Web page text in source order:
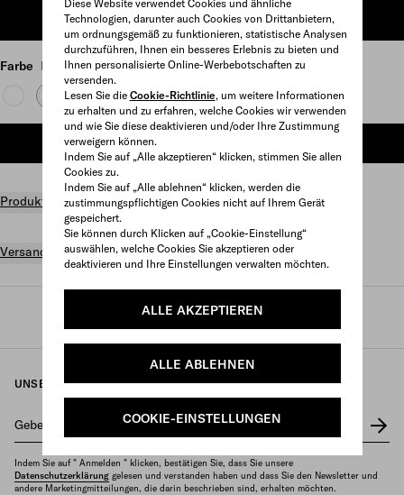
Diese Website verwendet Cookies und ähnliche
Technologien, darunter auch Cookies von Drittanbietern,
um ordnungsgemäß zu funktionieren, statistische Analysen
durchzuführen, Ihnen ein besseres Erlebnis zu bieten und
Ihnen personalisierte Online-Werbebotschaften zu
versenden.
Lesen Sie die Cookie-Richtlinie, um weitere Informationen
zu erhalten und zu erfahren, welche Cookies wir verwenden
und wie Sie diese deaktivieren und/oder Ihre Zustimmung
verweigern können.
Indem Sie auf „Alle akzeptieren“ klicken, stimmen Sie allen
Cookies zu.
Indem Sie auf „Alle ablehnen“ klicken, werden die
zustimmungspflichtigen Cookies nicht auf Ihrem Gerät
gespeichert.
Sie können durch Klicken auf „Cookie-Einstellung“
auswählen, welche Cookies Sie akzeptieren oder
deaktivieren und Ihre Einstellungen verwalten möchten.
ALLE AKZEPTIEREN
ALLE ABLEHNEN
COOKIE-EINSTELLUNGEN
ZUM WARENKORB HINZUFÜGEN
Farbe Natur
ZUM WARENKORB HINZUFÜGEN
Produktdetails
Versand und Rückgabe gratis
Damen / Taschen / Minitaschen
UNSEREN NEWSLETTER ERHALTEN
Geben Sie Ihre E-Mail-Adresse ein *
Indem Sie auf " Anmelden " klicken, bestätigen Sie, dass Sie unsere
Datenschutzerklärung gelesen und verstanden haben und dass Sie den Newsletter und
andere Marketingmitteilungen, die darin beschrieben sind, erhalten möchten.